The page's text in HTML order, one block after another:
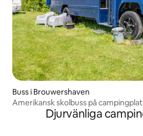
Buss i Brouwershaven
Amerikansk skolbuss på
Djurvänliga